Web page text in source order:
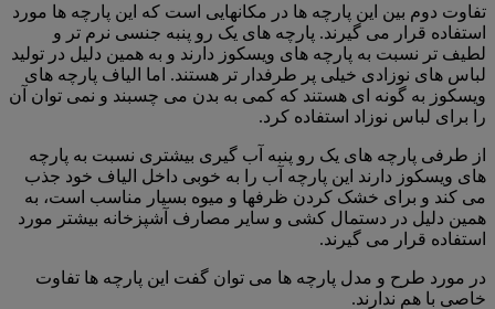
تفاوت دوم بین این پارچه ها در مکانهایی است که این پارچه ها مورد
استفاده قرار می گیرند. پارچه های یک رو پنبه جنسی نرم تر و
لطیف تر نسبت به پارچه های ویسکوز دارند و به همین دلیل در تولید
لباس های نوزادی خیلی پر طرفدار تر هستند. اما الیاف پارچه های
ویسکوز به گونه ای هستند که کمی به بدن می چسبند و نمی توان آن
را برای لباس نوزاد استفاده کرد.
از طرفی پارچه های یک رو پنبه آب گیری بیشتری نسبت به پارچه
های ویسکوز دارند این پارچه آب را به خوبی داخل الیاف خود جذب
می کند و برای خشک کردن ظرفها و میوه بسیار مناسب است، به
همین دلیل در دستمال کشی و سایر مصارف آشپزخانه بیشتر مورد
استفاده قرار می گیرند.
در مورد طرح و مدل پارچه ها می توان گفت این پارچه ها تفاوت
خاصی با هم ندارند‌.